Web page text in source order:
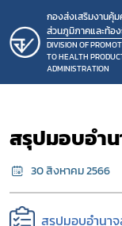
กองส่งเสริมงานคุ้
ส่วนภูมิภาคและท้อ
DIVISION OF
TO HEALTH
ADMINISTRATION
สรุปมอบอำ
30 สิงหาคม 2566
สรุปมอบอำนา